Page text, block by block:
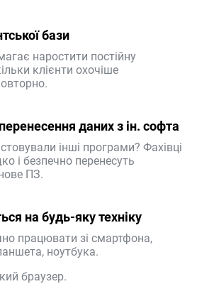
бази
наростити постійну
клієнти охочіше
даних з ін. софта
інші програми? Фахівці
і безпечно перенесуть
ПЗ.
на будь-яку техніку
працювати зі смартфона,
ноутбука.
браузер.